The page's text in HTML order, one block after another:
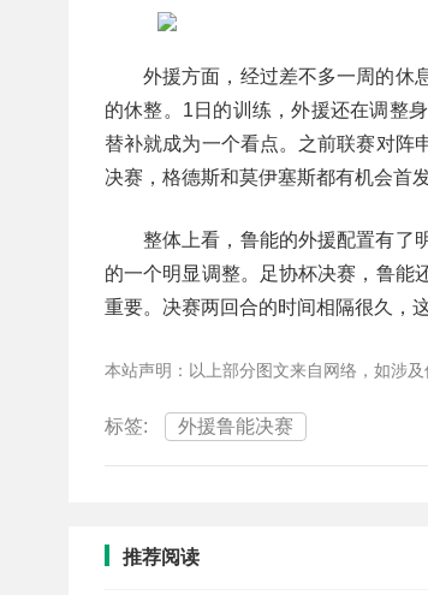
外援方面，经过差不多一周的休
的休整。1日的训练，外援还在调整
替补就成为一个看点。之前联赛对阵
决赛，格德斯和莫伊塞斯都有机会首
整体上看，鲁能的外援配置有了
的一个明显调整。足协杯决赛，鲁能
重要。决赛两回合的时间相隔很久，
本站声明：以上部分图文来自网络，如涉
标签: 外援鲁能决赛
推荐阅读